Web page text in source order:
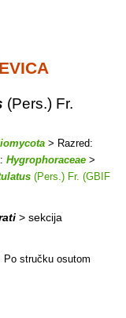
(Pers.) Fr.
> Razred:
Hygrophoraceae >
(Pers.) Fr. (GBIF
> sekcija
stručku osutom